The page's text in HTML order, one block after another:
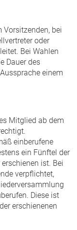
bei
oder
Bei Wahlen
Dauer des
einem
Mitglied ab dem
einberufene
ein Fünftel der
ist. Bei
verpflichtet,
Diese ist
erschienenen